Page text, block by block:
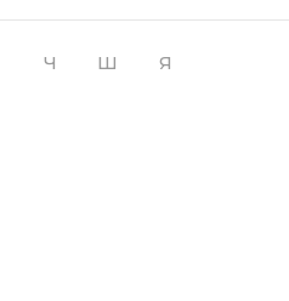
Ч Ш Я